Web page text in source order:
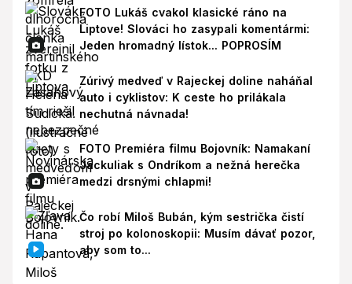
FOTO Lukáš cvakol klasické ráno na
Liptove! Slováci ho zasypali komentármi:
Jeden hromadný lístok... POPROSÍM
Zúrivý medveď v Rajeckej doline naháňal
auto i cyklistov: K ceste ho prilákala
nechutná návnada!
FOTO Premiéra filmu Bojovník: Namakaní
Jackuliak s Ondríkom a nežná herečka
medzi drsnými chlapmi!
Čo robí Miloš Bubán, kým sestrička čistí
stroj po kolonoskopii: Musím dávať pozor,
aby som to...